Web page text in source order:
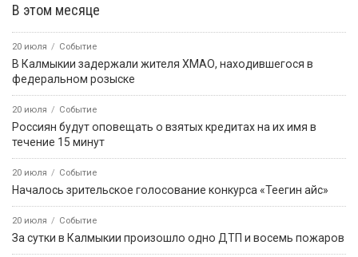
В этом месяце
20 июля Событие
В Калмыкии задержали жителя ХМАО, находившегося в
федеральном розыске
20 июля Событие
Россиян будут оповещать о взятых кредитах на их имя в
течение 15 минут
20 июля Событие
Началось зрительское голосование конкурса «Теегин айс»
20 июля Событие
За сутки в Калмыкии произошло одно ДТП и восемь пожаров